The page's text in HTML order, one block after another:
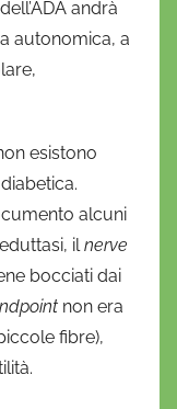
andrà
autonomica, a
esistono
alcuni
ilnerve
bocciati dai
non era
fibre),